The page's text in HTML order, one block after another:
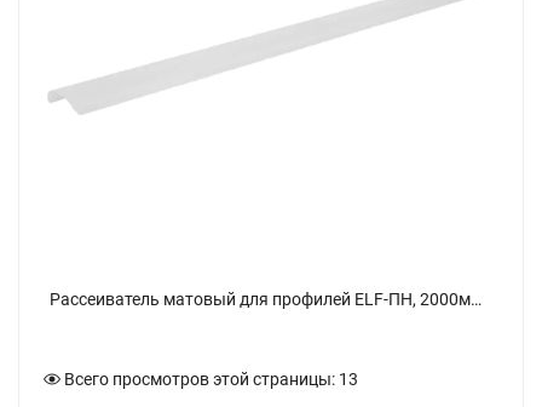
Рассеиватель матовый для профилей ELF-ПН, 2000мм - фото
Всего просмотров этой страницы: 13